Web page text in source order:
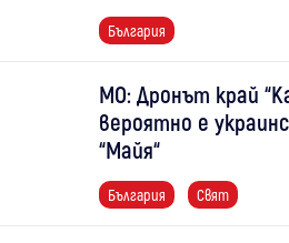
България
МО: Дронът край
вероятно е
“Майя“
България Свят